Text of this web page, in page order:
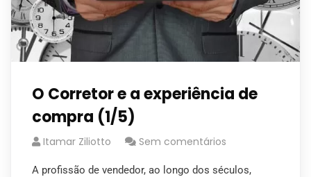
O Corretor e a experiência de
compra (1/5)
Itamar Ziliotto Sem comentários
A profissão de vendedor, ao longo dos séculos,